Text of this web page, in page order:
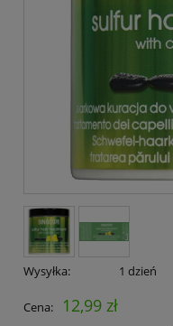
Wysyłka: 1 dzień
Cena: 12,99 zł